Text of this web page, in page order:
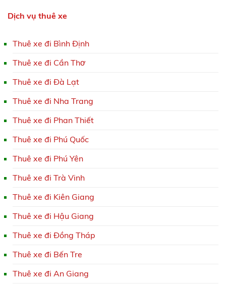
Dịch vụ thuê xe
Thuê xe đi Bình Định
Thuê xe đi Cần Thơ
Thuê xe đi Đà Lạt
Thuê xe đi Nha Trang
Thuê xe đi Phan Thiết
Thuê xe đi Phú Quốc
Thuê xe đi Phú Yên
Thuê xe đi Trà Vinh
Thuê xe đi Kiên Giang
Thuê xe đi Hậu Giang
Thuê xe đi Đồng Tháp
Thuê xe đi Bến Tre
Thuê xe đi An Giang